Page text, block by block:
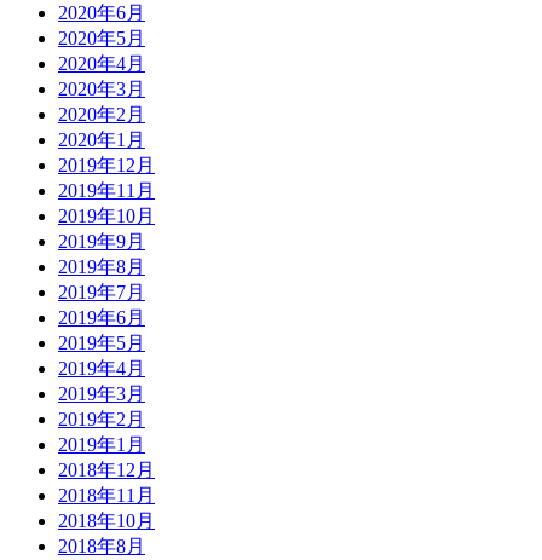
2020年6月
2020年5月
2020年4月
2020年3月
2020年2月
2020年1月
2019年12月
2019年11月
2019年10月
2019年9月
2019年8月
2019年7月
2019年6月
2019年5月
2019年4月
2019年3月
2019年2月
2019年1月
2018年12月
2018年11月
2018年10月
2018年8月